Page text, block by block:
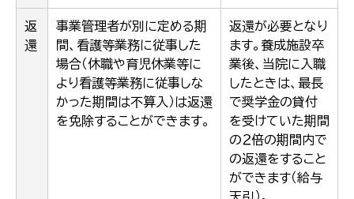
返
還
事業管理者が別に定める期
間、看護等業務に従事した
場合（休職や育児休業等に
より看護等業務に従事しな
かった期間は不算入）は返還
を免除することができます。
返還が必要となり
ます。養成施設卒
業後、当院に入職
したときは、最長
で奨学金の貸付
を受けていた期間
の２倍の期間内で
の返還をすること
ができます（給与